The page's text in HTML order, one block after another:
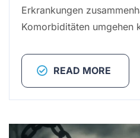
Erkrankungen
Komorbiditäten umgehen
READ MORE